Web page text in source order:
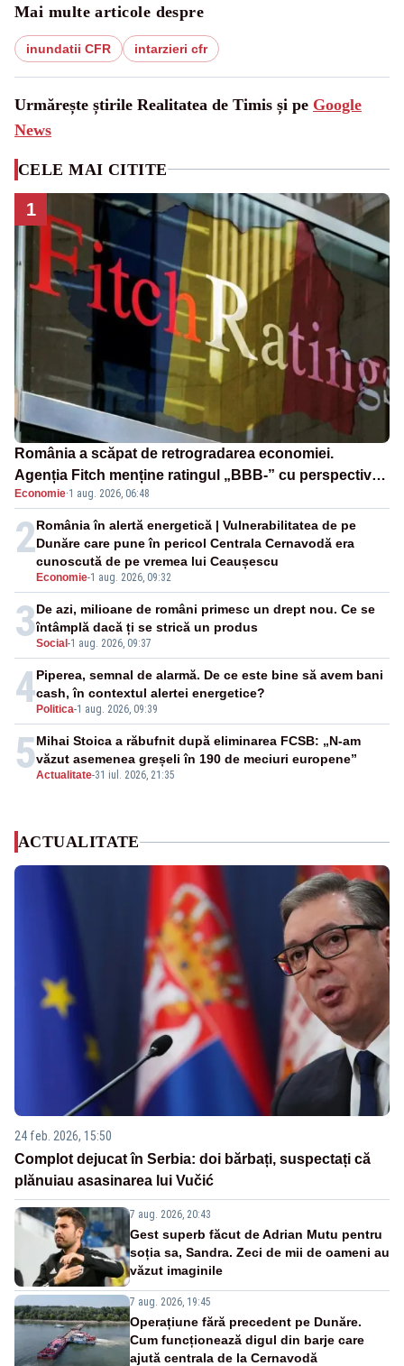
Mai multe articole despre
inundatii CFR intarzieri cfr
Urmărește știrile Realitatea de Timis și pe Google
News
CELE MAI CITITE
1
România a scăpat de retrogradarea economiei.
Agenția Fitch menține ratingul „BBB-” cu perspectivă
negativă
Economie·1 aug. 2026, 06:48
2
Economie-1 aug. 2026, 09:32
România în alertă energetică | Vulnerabilitatea de pe
Dunăre care pune în pericol Centrala Cernavodă era
cunoscută de pe vremea lui Ceaușescu
3Social -1 aug. 2026, 09:37
De azi, milioane de români primesc un drept nou. Ce se
întâmplă dacă ți se strică un produs
4 Politica-1 aug. 2026, 09:39
Piperea, semnal de alarmă. De ce este bine să avem bani
cash, în contextul alertei energetice?
5Actualitate-31 iul. 2026, 21:35
Mihai Stoica a răbufnit după eliminarea FCSB: „N-am
văzut asemenea greșeli în 190 de meciuri europene”
ACTUALITATE
24 feb. 2026, 15:50
Complot dejucat în Serbia: doi bărbați, suspectați că
plănuiau asasinarea lui Vučić
7 aug. 2026, 20:43
Gest superb făcut de Adrian Mutu pentru
soția sa, Sandra. Zeci de mii de oameni au
văzut imaginile
7 aug. 2026, 19:45
Operațiune fără precedent pe Dunăre.
Cum funcționează digul din barje care
ajută centrala de la Cernavodă